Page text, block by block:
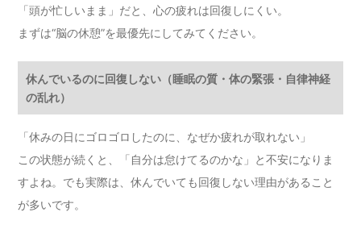
「頭が忙しいまま」だと、心の疲れは回復しにくい。
まずは“脳の休憩”を最優先にしてみてください。
休んでいるのに回復しない（睡眠の質・体の緊張・自律神経
の乱れ）
「休みの日にゴロゴロしたのに、なぜか疲れが取れない」
この状態が続くと、「自分は怠けてるのかな」と不安になりま
すよね。でも実際は、休んでいても回復しない理由があること
が多いです。